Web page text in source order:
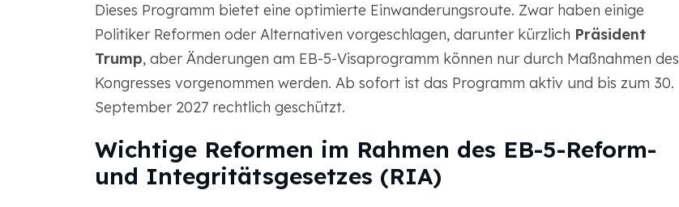
Dieses Programm bietet eine optimierte Einwanderungsroute. Zwar haben einige
Politiker Reformen oder Alternativen vorgeschlagen, darunter kürzlich Präsident
Trump, aber Änderungen am EB-5-Visaprogramm können nur durch Maßnahmen des
Kongresses vorgenommen werden. Ab sofort ist das Programm aktiv und bis zum 30.
September 2027 rechtlich geschützt.
Wichtige Reformen im Rahmen des EB-5-Reform-
und Integritätsgesetzes (RIA)